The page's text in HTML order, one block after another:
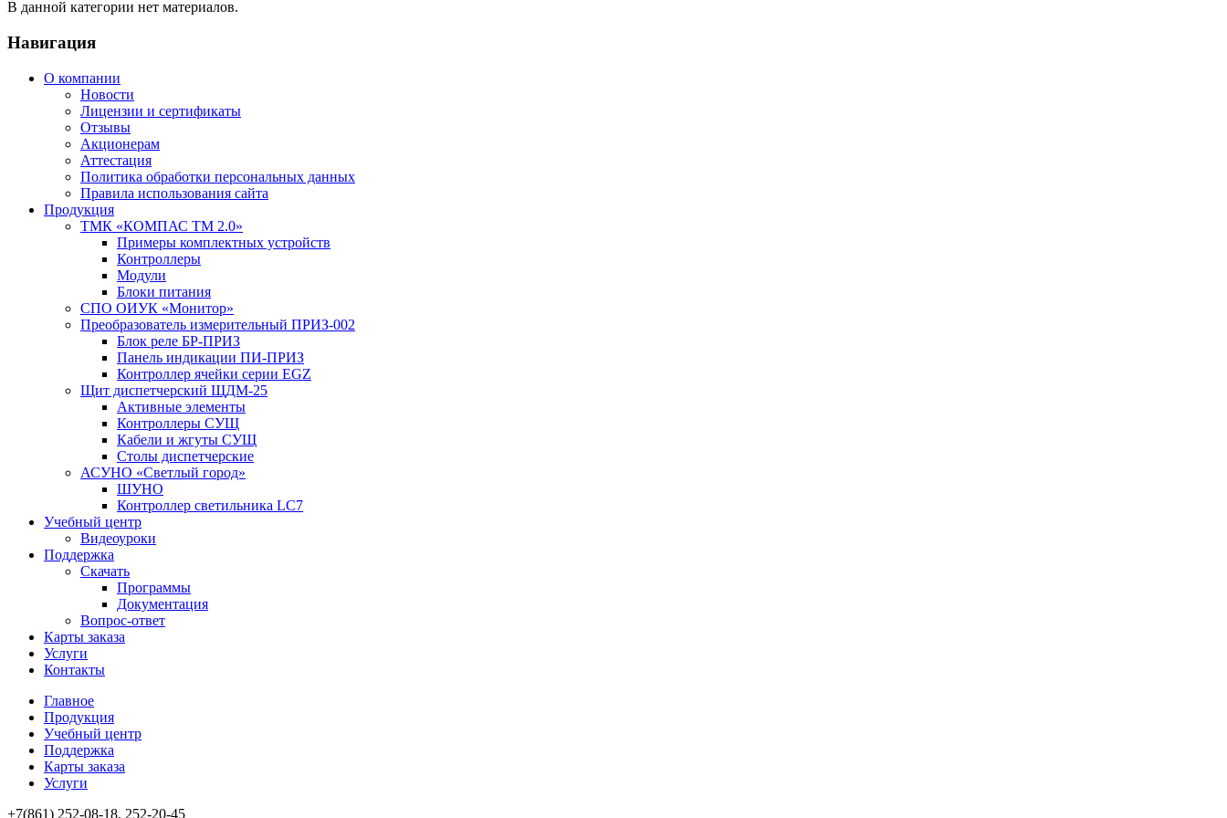
В данной категории нет материалов.
Навигация
О компании
Новости
Лицензии и сертификаты
Отзывы
Акционерам
Аттестация
Политика обработки персональных данных
Правила использования сайта
Продукция
ТМК «КОМПАС ТМ 2.0»
Примеры комплектных устройств
Контроллеры
Модули
Блоки питания
СПО ОИУК «Монитор»
Преобразователь измерительный ПРИЗ-002
Блок реле БР-ПРИЗ
Панель индикации ПИ-ПРИЗ
Контроллер ячейки серии EGZ
Щит диспетчерский ЩДМ-25
Активные элементы
Контроллеры СУЩ
Кабели и жгуты СУЩ
Столы диспетчерские
АСУНО «Светлый город»
ШУНО
Контроллер светильника LC7
Учебный центр
Видеоуроки
Поддержка
Скачать
Программы
Документация
Вопрос-ответ
Карты заказа
Услуги
Контакты
Главное
Продукция
Учебный центр
Поддержка
Карты заказа
Услуги
+7(861) 252-08-18, 252-20-45